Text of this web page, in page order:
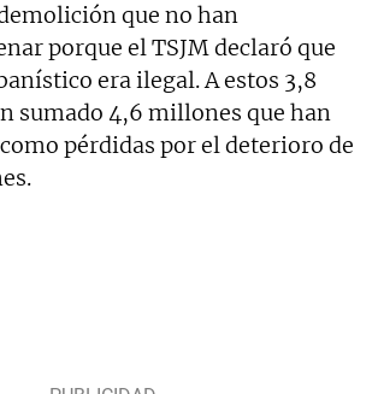
que no han
porque el TSJM declaró que
era ilegal. A estos 3,8
sumado 4,6 millones que han
pérdidas por el deterioro de